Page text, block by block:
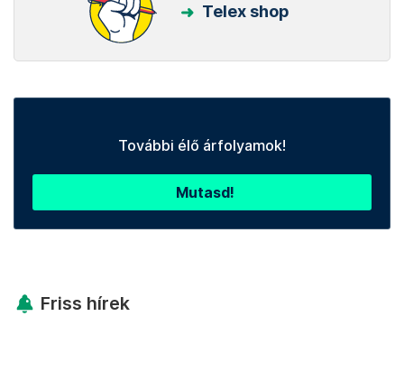
Telex shop
További élő árfolyamok!
Mutasd!
Friss hírek